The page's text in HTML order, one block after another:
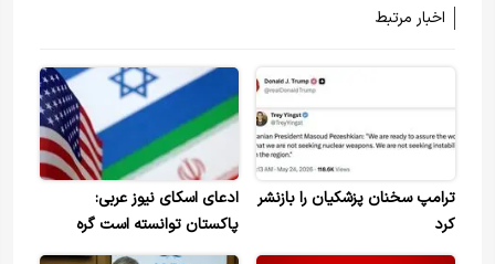
اخبار مرتبط
ترامپ سخنان پزشکیان را بازنشر
کرد
ادعای اسکای نیوز عربی:
پاکستان توانسته است گره
پرونده هسته‌ای ایران را در